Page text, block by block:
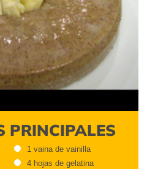
PRINCIPALES
1 vaina de vainilla
4 hojas de gelatina